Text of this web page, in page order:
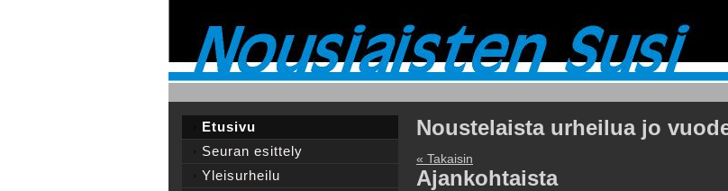
Noustelaista urheilua jo
« Takaisin
Ajankohtaista
Etusivu
Seuran esittely
Yleisurheilu